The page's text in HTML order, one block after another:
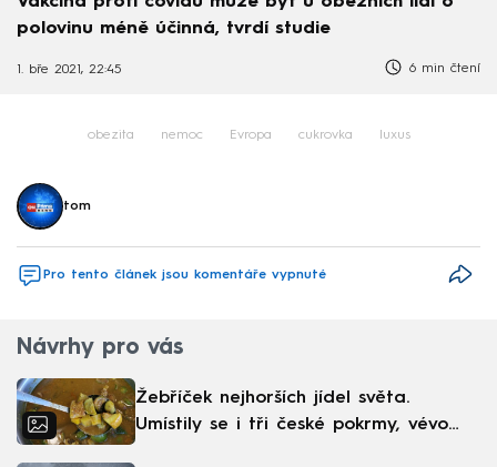
polovinu méně účinná, tvrdí studie
1. bře 2021, 22:45 6 min čtení
obezita nemoc Evropa cukrovka luxus
tom
Pro tento článek jsou komentáře vypnuté
Návrhy pro vás
Žebříček nejhorších jídel světa.
Umístily se i tři české pokrmy, vévodí